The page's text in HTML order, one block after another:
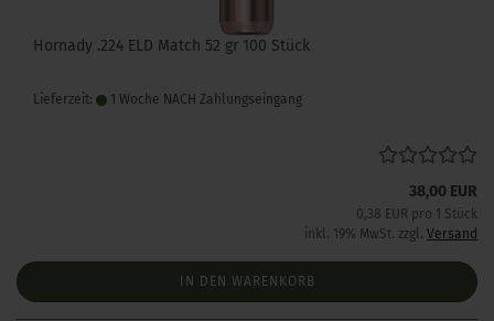
Hornady .224 ELD Match 52 gr 100 Stück
Lieferzeit: 1 Woche NACH Zahlungseingang
38,00 EUR
0,38 EUR pro 1 Stück
inkl. 19% MwSt. zzgl. Versand
IN DEN WARENKORB